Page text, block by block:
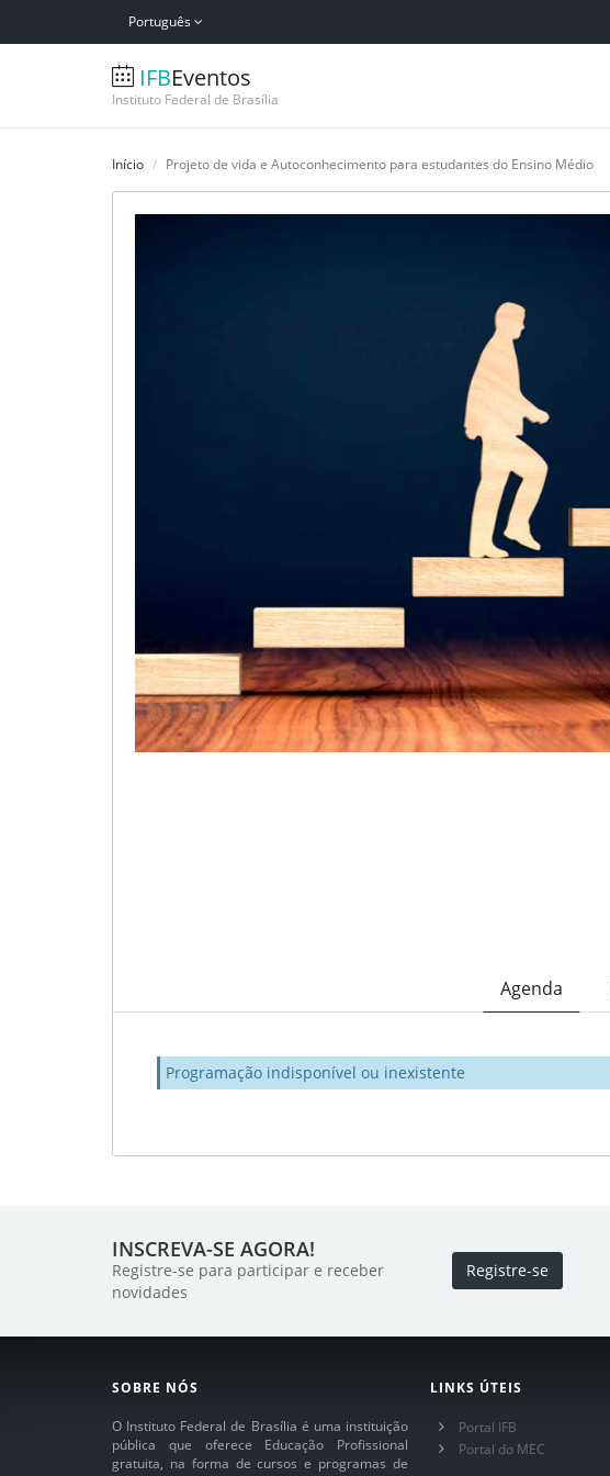
Português
IFBEventos
Instituto Federal de Brasília
Início Projeto de vida e Autoconhecimento para estudantes do Ensino Médio
Agenda
Programação indisponível ou inexistente
INSCREVA-SE AGORA!
Registre-se para participar e receber
novidades
Registre-se
SOBRE NÓS
O Instituto Federal de Brasília é uma instituição
pública que oferece Educação Profissional
gratuita, na forma de cursos e programas de
LINKS ÚTEIS
Portal IFB
Portal do MEC